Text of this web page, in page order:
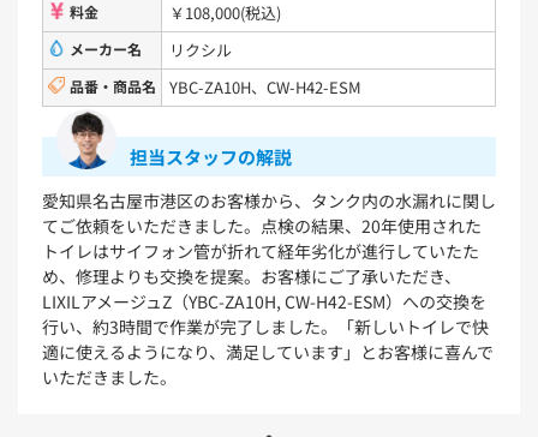
洗面化粧台
VシリーズLMPB060A1GDC1G+LDPB060BAGEN2
VシリーズLMPB075A1GDC1G+LDPB075BAGEN2
VシリーズLMPB075A3GDC1G+LDPB075BAGEN2
VシリーズLMPB075B1GDC1G+LDPB075BAGEN2
浴室
シンラ サザナ
キッチン
料金 ￥108,000(税込)
メーカー名 リクシル
品番・商品名 YBC-ZA10H、CW-H42-ESM
担当スタッフの解説
愛知県名古屋市港区のお客様から、タンク内の水漏れに関し
てご依頼をいただきました。点検の結果、20年使用された
トイレはサイフォン管が折れて経年劣化が進行していたた
め、修理よりも交換を提案。お客様にご了承いただき、
LIXILアメージュZ（YBC-ZA10H, CW-H42-ESM）への交換を
行い、約3時間で作業が完了しました。「新しいトイレで快
適に使えるようになり、満足しています」とお客様に喜んで
いただきました。